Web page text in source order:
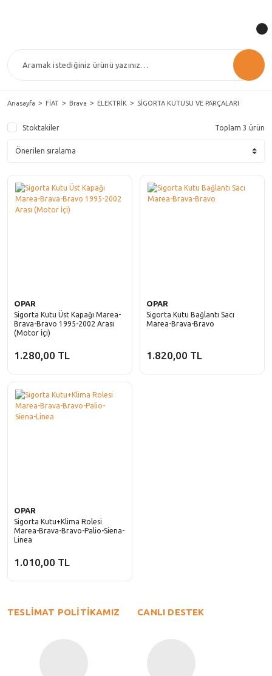
Anasayfa FİAT Brava ELEKTRİK SİGORTA KUTUSU VE PARÇALARI
Stoktakiler Toplam 3 ürün
OPAR
Sigorta Kutu Üst Kapağı Marea-
Brava-Bravo 1995-2002 Arası
(Motor İçi)
1.280,00 TL
OPAR
Sigorta Kutu Bağlantı Sacı
Marea-Brava-Bravo
1.820,00 TL
OPAR
Sigorta Kutu+Klima Rolesi
Marea-Brava-Bravo-Palio-Siena-
Linea
1.010,00 TL
TESLİMAT POLİTİKAMIZ CANLI DESTEK